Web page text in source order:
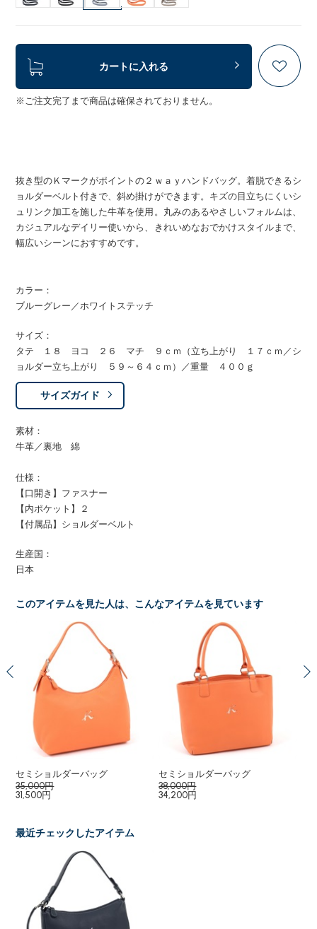
カートに入れる
※ご注文完了まで商品は確保されておりません。
抜き型のＫマークがポイントの２ｗａｙハンドバッグ。着脱できるシ
ョルダーベルト付きで、斜め掛けができます。キズの目立ちにくいシ
ュリンク加工を施した牛革を使用。丸みのあるやさしいフォルムは、
カジュアルなデイリー使いから、きれいめなおでかけスタイルまで、
幅広いシーンにおすすめです。
カラー：
ブルーグレー／ホワイトステッチ
サイズ：
タテ １８ ヨコ ２６ マチ ９ｃｍ（立ち上がり １７ｃｍ／シ
ョルダー立ち上がり ５９～６４ｃｍ）／重量 ４００ｇ
サイズガイド
素材：
牛革／裏地 綿
仕様：
【口開き】ファスナー
【内ポケット】２
【付属品】ショルダーベルト
生産国：
日本
このアイテムを見た人は、こんなアイテムを見ています
セミショルダーバッグ
35,000円
31,500円
セミショルダーバッグ
38,000円
34,200円
最近チェックしたアイテム